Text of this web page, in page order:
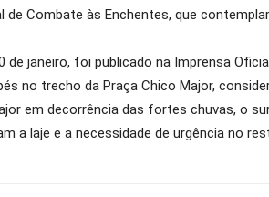
de Combate às Enchentes, que
de janeiro, foi publicado na Imprensa
no trecho da Praça Chico Major,
em decorrência das fortes chuvas, o
a laje e a necessidade de urgência no